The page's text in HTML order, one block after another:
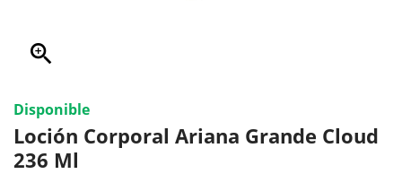
zoom_in
Disponible
Loción Corporal Ariana Grande Cloud
236 Ml